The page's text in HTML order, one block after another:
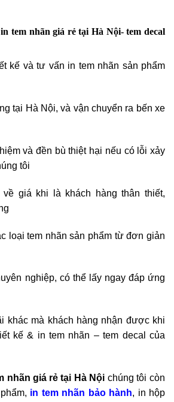
tem nhãn giá rẻ tại Hà Nội- tem decal
kế và tư vấn in tem nhãn sản phẩm
tại Hà Nội, và vận chuyển ra bến xe
và đền bù thiệt hại nếu có lỗi xảy
tôi
giá khi là khách hàng thân thiết,
loại tem nhãn sản phẩm từ đơn giản
nghiệp, có thể lấy ngay đáp ứng
khác mà khách hàng nhận được khi
kế & in tem nhãn – tem decal của
nhãn giá rẻ tại Hà Nội chúng tôi còn
in tem nhãn bảo hành, in hộp